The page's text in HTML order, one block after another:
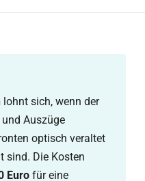
lohnt sich, wenn der
Auszüge
optisch veraltet
sind. Die Kosten
Euro für eine